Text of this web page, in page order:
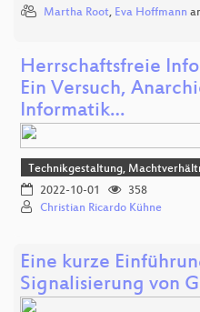
Martha Root, Eva Hoffmann
Herrschaftsfreie
Ein Versuch,
Informatik…
Technikgestaltung,
2022-10-01
358
Christian Ricardo Kühne
Eine kurze
Signalisierung von